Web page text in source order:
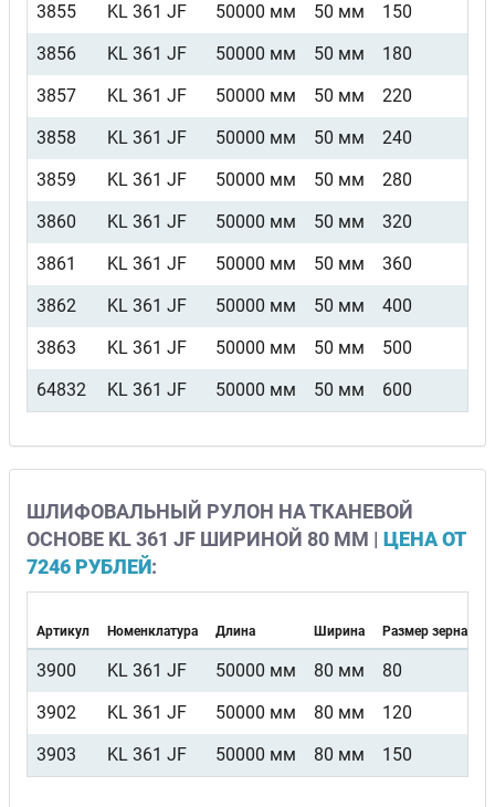
3855
KL 361 JF 50000 мм 50 мм
150
3856
KL 361 JF 50000 мм 50 мм
180
3857
KL 361 JF 50000 мм 50 мм
220
3858
KL 361 JF 50000 мм 50 мм
240
3859
KL 361 JF 50000 мм 50 мм
280
3860
KL 361 JF 50000 мм 50 мм
320
3861
KL 361 JF 50000 мм 50 мм
360
3862
KL 361 JF 50000 мм 50 мм
400
3863
KL 361 JF 50000 мм 50 мм
500
64832
KL 361 JF 50000 мм 50 мм 600
ШЛИФОВАЛЬНЫЙ РУЛОН НА ТКАНЕВОЙ
ОСНОВЕ KL 361 JF ШИРИНОЙ 80 ММ | ЦЕНА ОТ
7246 РУБЛЕЙ:
Артикул Номенклатура Длина Ширина Размер зерна
3900 KL 361 JF 50000 мм 80 мм
80
3902
KL 361 JF 50000 мм 80 мм
120
3903
KL 361 JF 50000 мм 80 мм 150